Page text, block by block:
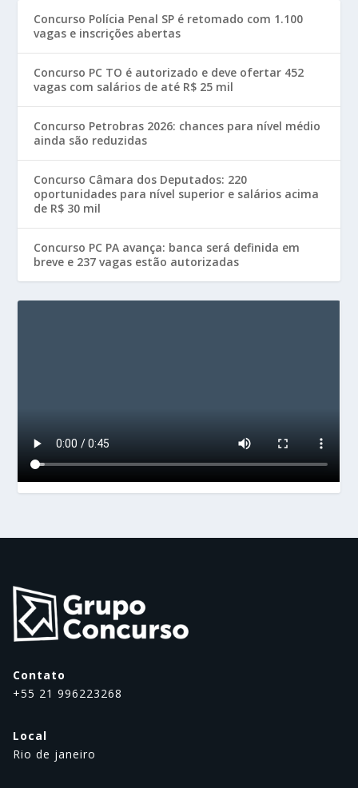
Concurso Polícia Penal SP é retomado com 1.100
vagas e inscrições abertas
Concurso PC TO é autorizado e deve ofertar 452
vagas com salários de até R$ 25 mil
Concurso Petrobras 2026: chances para nível médio
ainda são reduzidas
Concurso Câmara dos Deputados: 220
oportunidades para nível superior e salários acima
de R$ 30 mil
Concurso PC PA avança: banca será definida em
breve e 237 vagas estão autorizadas
Contato
+55 21 996223268
Local
Rio de janeiro